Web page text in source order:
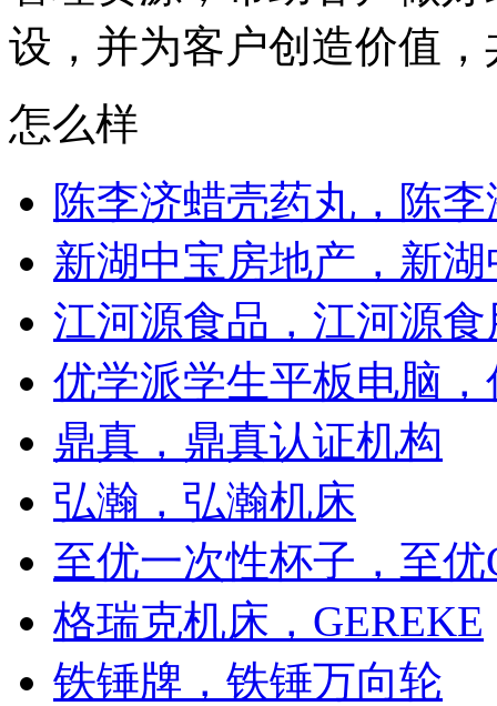
设，并为客户创造价值
怎么样
陈李济蜡壳药丸，陈
新湖中宝房地产，新
江河源食品，江河源食
优学派学生平板电脑
鼎真，鼎真认证机构
弘瀚，弘瀚机床
至优一次性杯子，至优
格瑞克机床，GEREKE
铁锤牌，铁锤万向轮